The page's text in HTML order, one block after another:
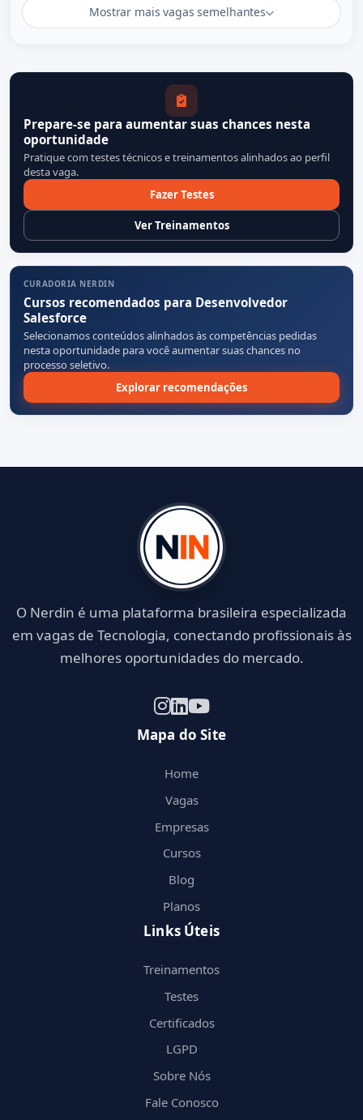
Mostrar mais vagas semelhantes
Prepare-se para aumentar suas chances nesta
oportunidade
Pratique com testes técnicos e treinamentos alinhados ao perfil
desta vaga.
Fazer Testes
Ver Treinamentos
CURADORIA NERDIN
Cursos recomendados para Desenvolvedor
Salesforce
Selecionamos conteúdos alinhados às competências pedidas
nesta oportunidade para você aumentar suas chances no
processo seletivo.
Explorar recomendações
O Nerdin é uma plataforma brasileira especializada
em vagas de Tecnologia, conectando profissionais às
melhores oportunidades do mercado.
Mapa do Site
Home
Vagas
Empresas
Cursos
Blog
Planos
Links Úteis
Treinamentos
Testes
Certificados
LGPD
Sobre Nós
Fale Conosco